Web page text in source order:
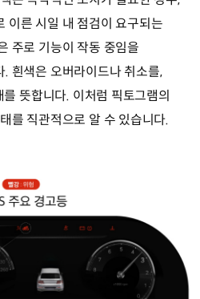
이른 시일 내 점검이 요구되는
주로 기능이 작동 중임을
흰색은 오버라이드나 취소를,
뜻합니다. 이처럼 픽토그램의
를 직관적으로 알 수 있습니다.